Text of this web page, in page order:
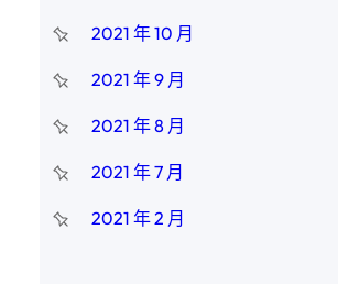
2021 年 10 月
2021 年 9 月
2021 年 8 月
2021 年 7 月
2021 年 2 月